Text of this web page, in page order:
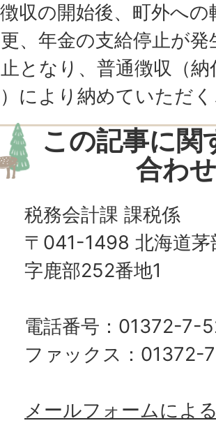
収の開始後、町外へ
、年金の支給停止が
となり、普通徴収（
により納めていただ
この記事に関
合わ
税務会計課 課税係
〒041-1498 北海道茅
字鹿部252番地1
電話番号：01372-7-
ファックス：01372-
メールフォームによ